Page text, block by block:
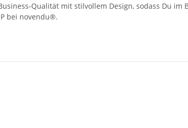
Qualität mit stilvollem Design, sodass Du
bei novendu®.